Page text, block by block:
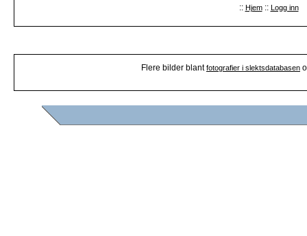
:: Hjem:: Logg inn
Flere bilder blantfotografier i slektsdatabasen